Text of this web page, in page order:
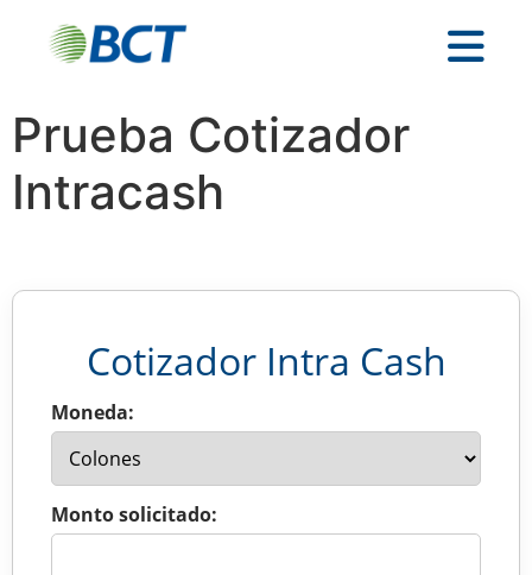
Prueba Cotizador
Intracash
Cotizador Intra Cash
Moneda:
Monto solicitado: